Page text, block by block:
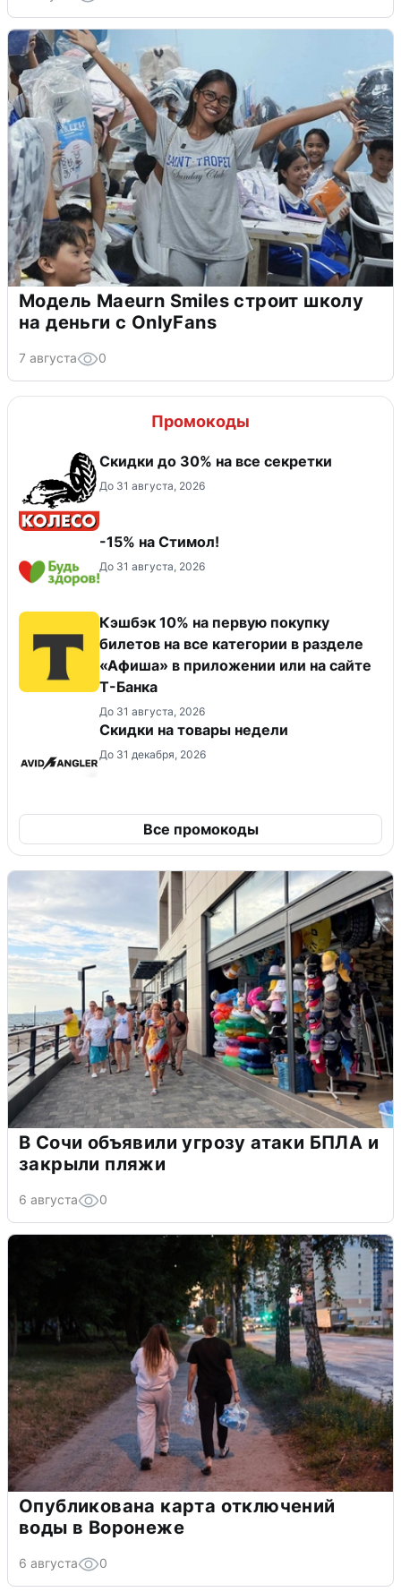
Модель Maeurn Smiles строит школу
на деньги с OnlyFans
7 августа 0
Промокоды
Скидки до 30% на все секретки
До 31 августа, 2026
-15% на Стимол!
До 31 августа, 2026
Кэшбэк 10% на первую покупку
билетов на все категории в разделе
«Афиша» в приложении или на сайте
Т-Банка
До 31 августа, 2026
Скидки на товары недели
До 31 декабря, 2026
Все промокоды
В Сочи объявили угрозу атаки БПЛА и
закрыли пляжи
6 августа 0
Опубликована карта отключений
воды в Воронеже
6 августа 0